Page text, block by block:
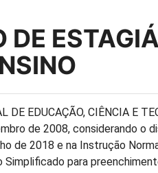
EDUCAÇÃO, CIÊNCIA E
de 2008, considerando o
de 2018 e na Instrução
para